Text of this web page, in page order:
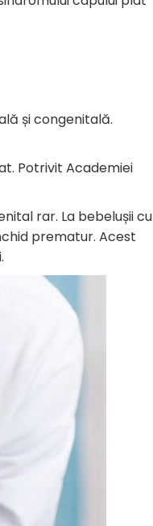
și congenitală.
Potrivit Academiei
rar. La bebelușii cu
prematur. Acest